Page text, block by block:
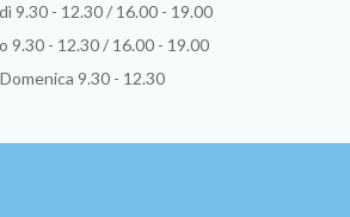
9.30 - 12.30 / 16.00 - 19.00
9.30 - 12.30 / 16.00 - 19.00
Domenica 9.30 - 12.30